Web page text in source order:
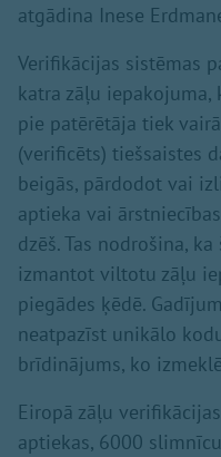
atgādina Inese
Verifikācijas sistēmas
katra zāļu
pie patērētāja tiek
(verificēts) tiešsaistes
beigās, pārdodot vai
aptieka vai
dzēš. Tas nodrošina,
izmantot viltotu zāļu
piegādes ķēdē.
neatpazīst unikālo
brīdinājums, ko
Eiropā zāļu
aptiekas, 6000